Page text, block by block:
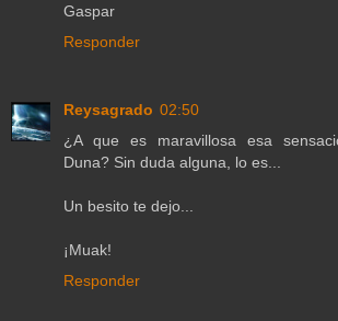
Gaspar
Responder
Reysagrado 02:50
¿A que es maravillosa esa
Duna? Sin duda alguna, lo es...
Un besito te dejo...
¡Muak!
Responder